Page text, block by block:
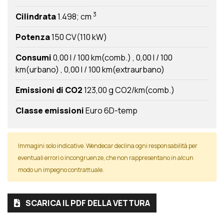
Cilindrata1.498; cm 3
Potenza150 CV(110 kW)
Consumi0,00 l / 100 km(comb.) 0,00 l / 100
km(urbano) 0,00 l / 100 km(extraurbano)
Emissioni di CO2123,00 g CO2/km(comb.)
Classe emissioniEuro 6D-temp
Immagini solo indicative. Wendecar declina ogni responsabilità per
eventuali errori o incongruenze, che non rappresentano in alcun
modo un impegno contrattuale.
SCARICA IL PDF DELLA VETTURA